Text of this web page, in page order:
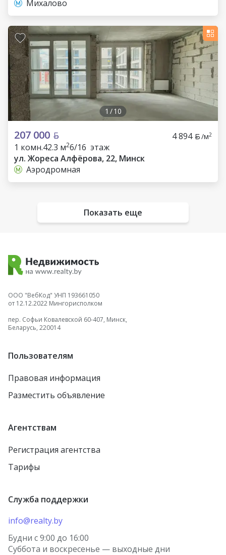
Михалово
1 /10
207 000 4 894 /м2
1 комн.42.3 м26/16 этаж
ул. Жореса Алфёрова, 22, Минск
Аэродромная
Показать еще
ООО "ВебКод" УНП 193661050
от 12.12.2022 Мингорисполком
пер. Софьи Ковалевской 60-407, Минск,
Беларусь, 220014
Пользователям
Правовая информация
Разместить объявление
Агентствам
Регистрация агентства
Тарифы
Служба поддержки
info@realty.by
Будни с 9:00 до 16:00
Суббота и воскресенье — выходные дни